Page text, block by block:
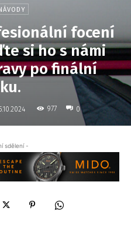
focení
si ho s námi
po finální
977 0
sdělení -